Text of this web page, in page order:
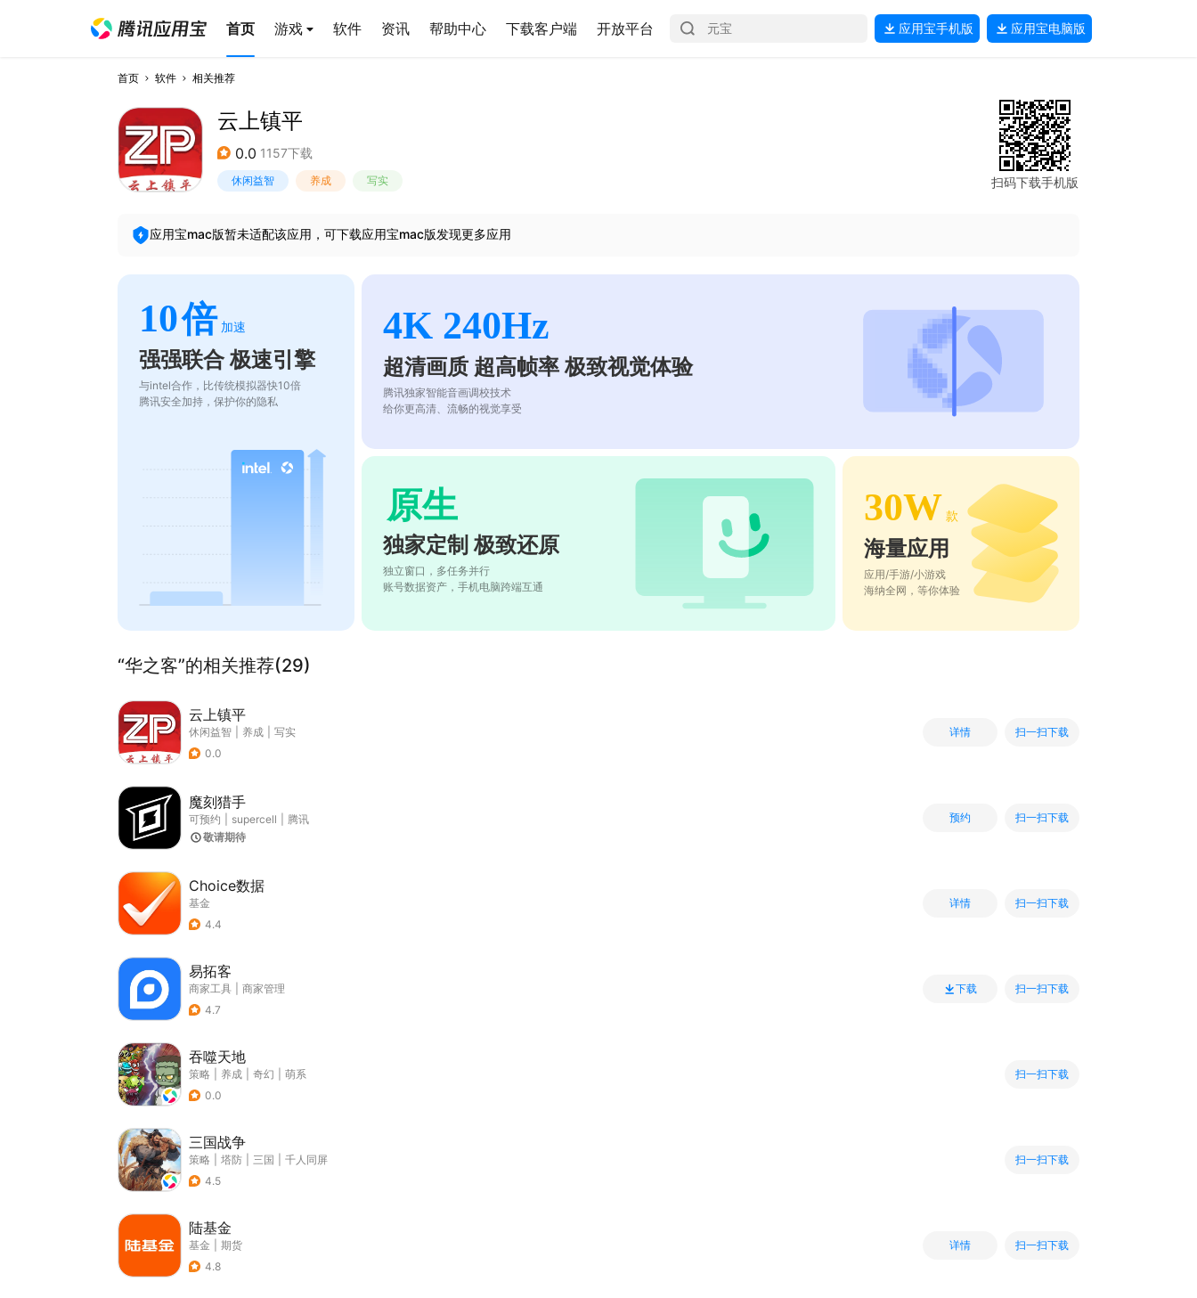
首页 游戏 软件 资讯 帮助中心 下载客户端 开放平台 应用宝手机版 应用宝电脑版
首页 软件 相关推荐
云上镇平
0.0 1157下载
休闲益智 养成 写实 扫码下载手机版
应用宝mac版暂未适配该应用，可下载应用宝mac版发现更多应用
10倍 加速
强强联合 极速引擎
与intel合作，比传统模拟器快10倍
腾讯安全加持，保护你的隐私
4K 240Hz
超清画质 超高帧率 极致视觉体验
腾讯独家智能音画调校技术
给你更高清、流畅的视觉享受
原生
独家定制 极致还原
独立窗口，多任务并行
账号数据资产，手机电脑跨端互通
30W 款
海量应用
应用/手游/小游戏
海纳全网，等你体验
“华之客”的相关推荐(29)
云上镇平
休闲益智 养成
写实
0.0
详情 扫一扫下载
魔刻猎手
可预约 supercell
腾讯
敬请期待
预约 扫一扫下载
Choice数据
基金
4.4
详情 扫一扫下载
易拓客
商家工具
商家管理
4.7
下载 扫一扫下载
吞噬天地
策略 养成 奇幻
萌系
0.0
扫一扫下载
三国战争
策略 塔防 三国
千人同屏
4.5
扫一扫下载
陆基金
基金
期货
4.8
详情 扫一扫下载